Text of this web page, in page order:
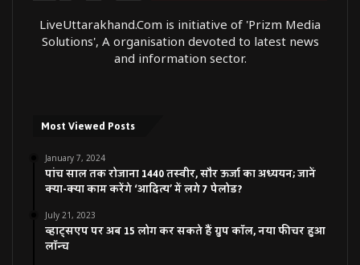
LiveUttarakhand.Com is initiative of 'Prizm Media
Solutions', A organisation devoted to latest news
and information sector.
Most Viewed Posts
January 7, 2024
पांच साल तक रोजाना 1440 तस्वीर, सौर ऊर्जा का अध्ययन; जानें
क्या-क्या काम करेंगे ‘आदित्य’ में लगे 7 पेलोड?
July 21, 2023
व्हाट्सएप पर अब 15 लोग कर सकते हैं ग्रुप कॉल, नया फीचर हुआ
लॉन्च